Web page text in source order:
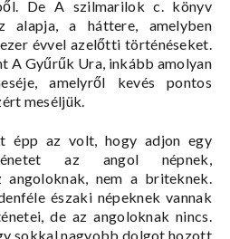
De A szilmarilok c. könyv
alapja, a háttere, amelyben
évvel azelőtti történéseket.
A Gyűrűk Ura, inkább amolyan
amelyről kevés pontos
meséljük.
épp az volt, hogy adjon egy
az angol népnek,
nem a briteknek.
északi népeknek vannak
de az angoloknak nincs.
sokkal nagyobb dolgot hozott